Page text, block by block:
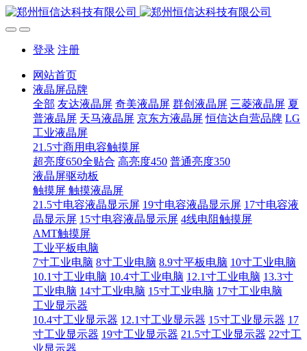
登录 注册
网站首页
液晶屏品牌
全部 友达液晶屏 奇美液晶屏 群创液晶屏 三菱液晶屏 夏
普液晶屏 天马液晶屏 京东方液晶屏 恒信达自营品牌 LG
工业液晶屏
21.5寸商用电容触摸屏
超亮度650全贴合 高亮度450 普通亮度350
液晶屏驱动板
触摸屏 触摸液晶屏
21.5寸电容液晶显示屏 19寸电容液晶显示屏 17寸电容液
晶显示屏 15寸电容液晶显示屏 4线电阻触摸屏
AMT触摸屏
工业平板电脑
7寸工业电脑 8寸工业电脑 8.9寸平板电脑 10寸工业电脑
10.1寸工业电脑 10.4寸工业电脑 12.1寸工业电脑 13.3寸
工业电脑 14寸工业电脑 15寸工业电脑 17寸工业电脑
工业显示器
10.4寸工业显示器 12.1寸工业显示器 15寸工业显示器 17
寸工业显示器 19寸工业显示器 21.5寸工业显示器 22寸工
业显示器